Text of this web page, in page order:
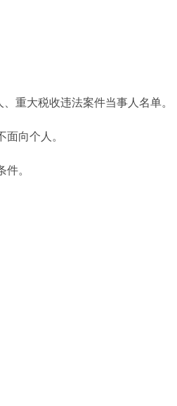
重大税收违法案件当事人名单。
向个人。
。